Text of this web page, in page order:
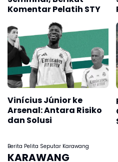
Komentar Pelatih STY
Vinícius Júnior ke
Arsenal: Antara Risiko
dan Solusi
Berita Pelita Seputar Karawang
KARAWANG